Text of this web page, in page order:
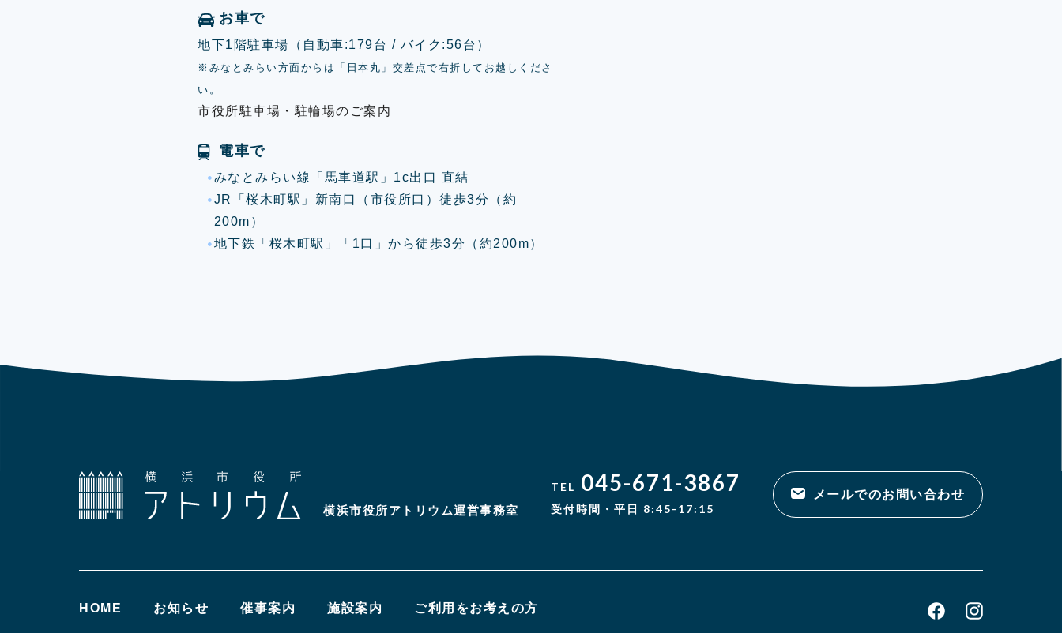
お車で
地下1階駐車場（自動車:179台 / バイク:56台）
※みなとみらい方面からは「日本丸」交差点で右折してお越しくださ
い。
市役所駐車場・駐輪場のご案内
電車で
みなとみらい線「馬車道駅」1c出口 直結
JR「桜木町駅」新南口（市役所口）徒歩3分（約
200m）
地下鉄「桜木町駅」「1口」から徒歩3分（約200m）
横浜市役所アトリウム運営事務室
TEL 045-671-3867
受付時間・平日 8:45-17:15
メールでのお問い合わせ
HOME お知らせ 催事案内 施設案内 ご利用をお考えの方